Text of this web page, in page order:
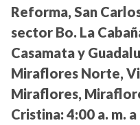
Reforma, San
sector Bo. La
Casamata y
Miraflores Norte,
Miraflores,
Cristina: 4:00 a. m.